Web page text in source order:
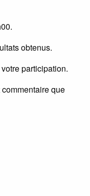
obtenus.
participation.
commentaire que